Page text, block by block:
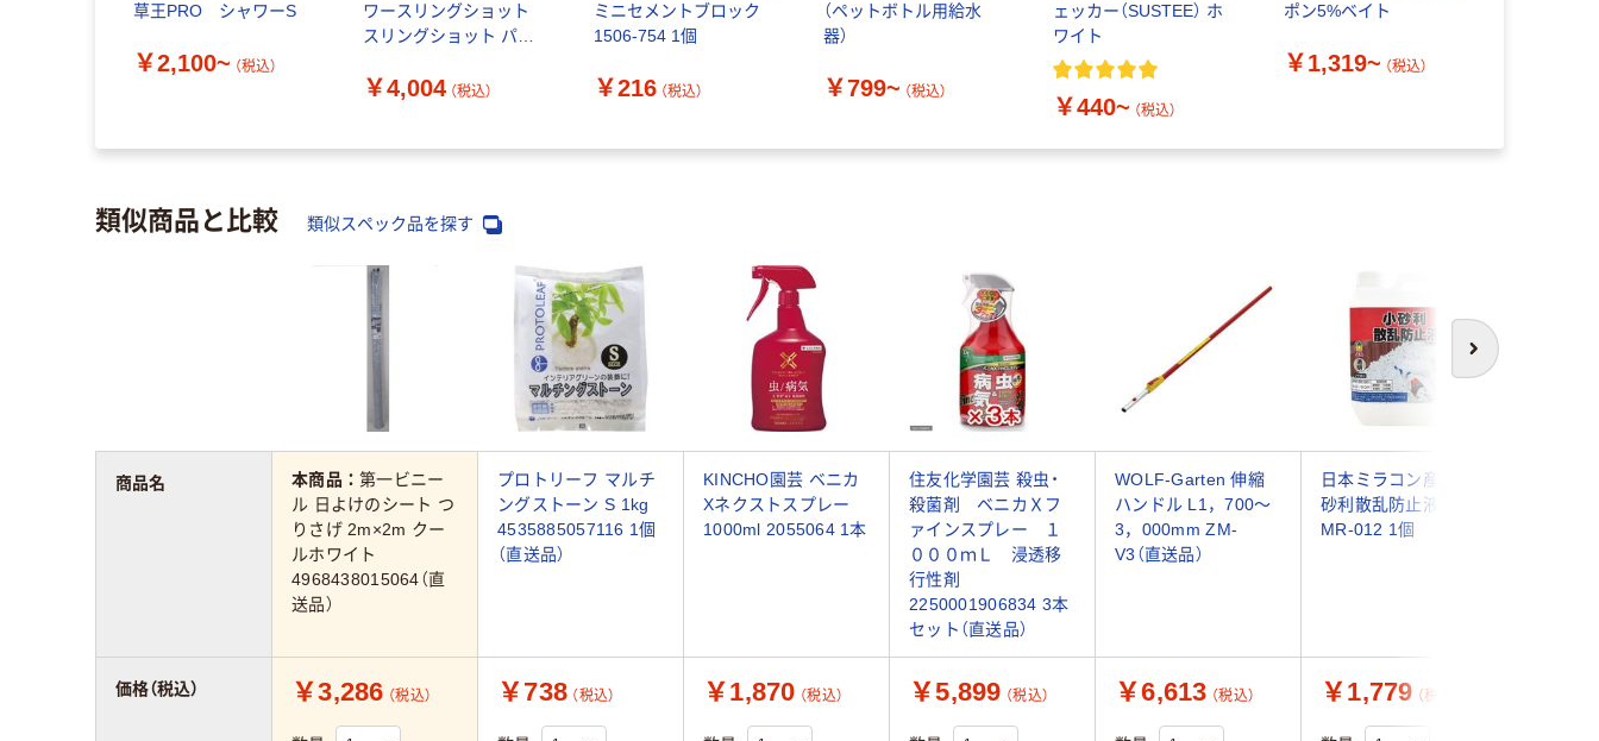
草王PRO シャワーS
￥2,100~ （税込）
ワースリングショット
スリングショット パチ
対策 DL-80221 1個（直
￥4,004 （税込）
ミニセメントブロック
1506-754 1個
￥216 （税込）
（ペットボトル用給水
器）
￥799~ （税込）
ェッカー（SUSTEE） ホ
ワイト
￥440~ （税込）
ポン5%ベイト
￥1,319~ （税込）
類似商品と比較 類似スペック品を探す
次へ
本商品：第一ビニー
ル 日よけのシート つ
りさげ 2m×2m クー
ルホワイト
4968438015064（直
送品）
プロトリーフ マルチ
ングストーン S 1kg
4535885057116 1個
（直送品）
KINCHO園芸 ベニカ
Xネクストスプレー
1000ml 2055064 1本
住友化学園芸 殺虫・
殺菌剤 ベニカＸフ
ァインスプレー １
０００ｍＬ 浸透移
行性剤
2250001906834 3本
セット（直送品）
WOLF-Garten 伸縮
ハンドル L1，700～
3，000mm ZM-
V3（直送品）
日本ミラコン産業 小
砂利散乱防止液 1kg
MR-012 1個
￥3,286 （税込） ￥738 （税込） ￥1,870 （税込） ￥5,899 （税込） ￥6,613 （税込） ￥1,779 （税込）
商品名
価格（税込）